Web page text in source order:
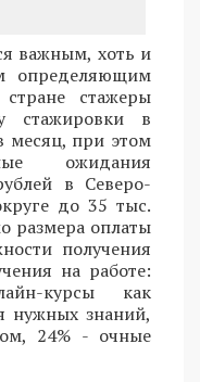
важным, хоть и
определяющим
стажеры
стажировки в
месяц, при этом
ожидания
в Северо-
до 35 тыс.
размера оплаты
получения
на работе:
курсы как
нужных знаний,
24% - очные